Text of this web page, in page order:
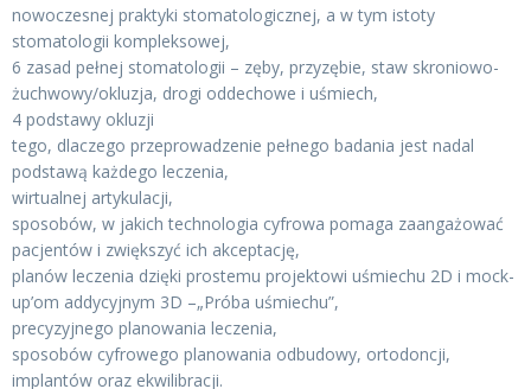
nowoczesnej praktyki stomatologicznej, a w tym istoty
stomatologii kompleksowej,
6 zasad pełnej stomatologii – zęby, przyzębie, staw skroniowo-
żuchwowy/okluzja, drogi oddechowe i uśmiech,
4 podstawy okluzji
tego, dlaczego przeprowadzenie pełnego badania jest nadal
podstawą każdego leczenia,
wirtualnej artykulacji,
sposobów, w jakich technologia cyfrowa pomaga zaangażować
pacjentów i zwiększyć ich akceptację,
planów leczenia dzięki prostemu projektowi uśmiechu 2D i mock-
up’om addycyjnym 3D –„Próba uśmiechu”,
precyzyjnego planowania leczenia,
sposobów cyfrowego planowania odbudowy, ortodoncji,
implantów oraz ekwilibracji.